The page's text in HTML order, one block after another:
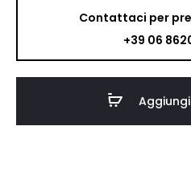
Contattaci per
+39 06